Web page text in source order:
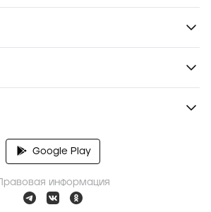
Google Play
Правовая информация